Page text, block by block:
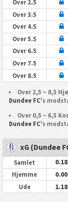
Over 2.5
Over 3.5
Over 4.5
Over 5.5
Over 6.5
Over 7.5
Over 8.5
Over 2,5 ~ 8,5
Dundee FC's
Over 0,5 ~ 6,5
Dundee FC's
xG (Dundee
Samlet 0.18
Hjemme 0.00
Ude 1.18